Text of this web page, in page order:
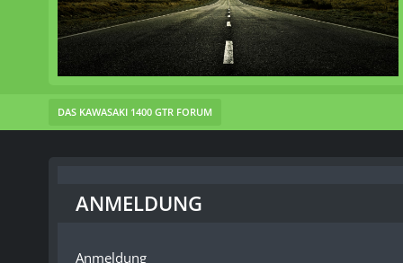
DAS KAWASAKI 1400 GTR FORUM
ANMELDUNG
Anmeldung